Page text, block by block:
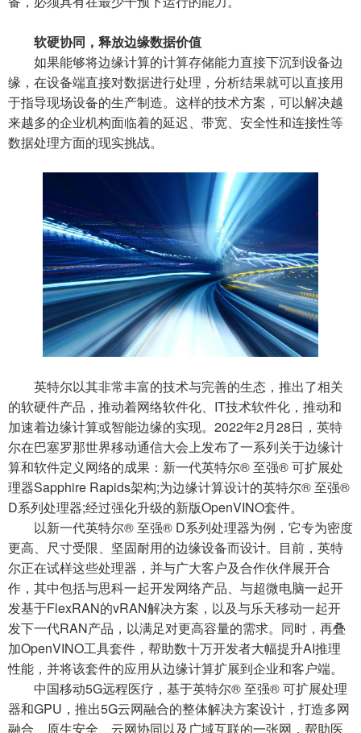
软硬协同，释放边缘数据价值
如果能够将边缘计算的计算存储能力直接下沉到设备边
缘，在设备端直接对数据进行处理，分析结果就可以直接用
于指导现场设备的生产制造。这样的技术方案，可以解决越
来越多的企业机构面临着的延迟、带宽、安全性和连接性等
数据处理方面的现实挑战。
英特尔以其非常丰富的技术与完善的生态，推出了相关
的软硬件产品，推动着网络软件化、IT技术软件化，推动和
加速着边缘计算或智能边缘的实现。2022年2月28日，英特
尔在巴塞罗那世界移动通信大会上发布了一系列关于边缘计
算和软件定义网络的成果：新一代英特尔® 至强® 可扩展处
理器Sapphire Rapids架构;为边缘计算设计的英特尔® 至强®
D系列处理器;经过强化升级的新版OpenVINO套件。
以新一代英特尔® 至强® D系列处理器为例，它专为密度
更高、尺寸受限、坚固耐用的边缘设备而设计。目前，英特
尔正在试样这些处理器，并与广大客户及合作伙伴展开合
作，其中包括与思科一起开发网络产品、与超微电脑一起开
发基于FlexRAN的vRAN解决方案，以及与乐天移动一起开
发下一代RAN产品，以满足对更高容量的需求。同时，再叠
加OpenVINO工具套件，帮助数十万开发者大幅提升AI推理
性能，并将该套件的应用从边缘计算扩展到企业和客户端。
中国移动5G远程医疗，基于英特尔® 至强® 可扩展处理
器和GPU，推出5G云网融合的整体解决方案设计，打造多网
融合、原生安全、云网协同以及广域互联的一张网，帮助医